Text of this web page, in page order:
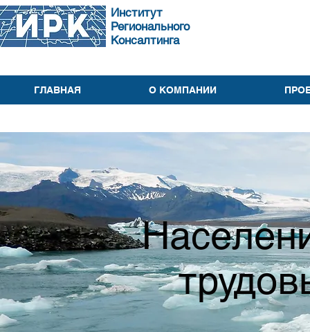
Институт
Регионального
Консалтинга
ГЛАВНАЯ О КОМПАНИИ